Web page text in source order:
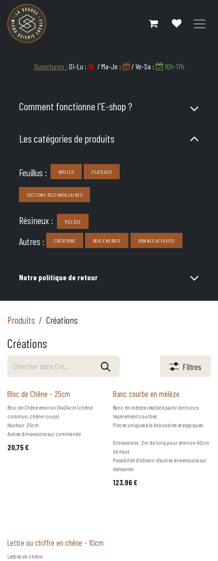
Se rendre au contenu
Ouvertures : Di-Lu : / Ma-Je : / Ve-Sa : 10h-17h
Comment fonctionne l'E-shop ?
Les catégories de produits
Feuillus : BOULES PLATEAUX
SECTIONS RECTANGULAIRES
Résineux : MÉLÈZE
Autres : CRÉATIONS BOIS ÉNERGIE BONNES AFFAIRES
Notre politique de retour
Produits Créations
Créations
Filtres
Bloc de Chêne - 25cm
Bloc de Chêne environ 24x24cm (chêne
commun, chêne rouge)
Hauteur: 25cm
Autres dimensions sur commande
20,75 €
Banc courbe en mélèze
Banc en mélèze réalisé à partir de troncs
légèrement courbes.
Pièces uniques à la fois sobres et atypiques.
Dimensions : 2m de long pour environ 40cm
de haut.
Possibilité d'obtenir d'autres dimensions sur
demande
123,96 €
Lettre ou chiffre en chêne - 10cm
Lettres en chêne